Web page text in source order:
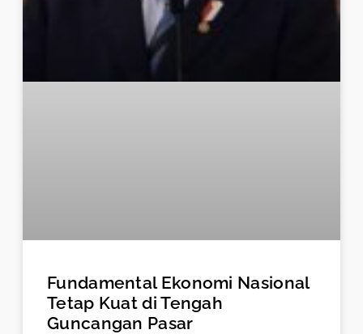
Fundamental Ekonomi Nasional
Tetap Kuat di Tengah
Guncangan Pasar